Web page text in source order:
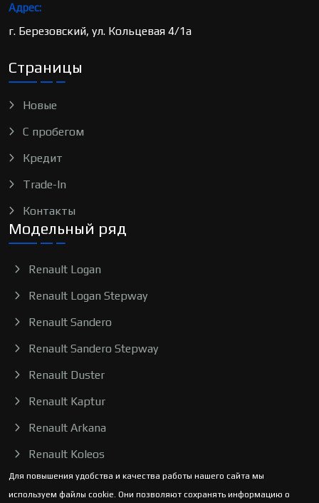
Адрес:
г. Березовский, ул. Кольцевая 4/1а
Страницы
Новые
С пробегом
Кредит
Trade-In
Контакты
Модельный ряд
Renault Logan
Renault Logan Stepway
Renault Sandero
Renault Sandero Stepway
Renault Duster
Renault Kaptur
Renault Arkana
Renault Koleos
Для повышения удобства и качества работы нашего сайта мы
используем файлы cookie. Они позволяют сохранять информацию о